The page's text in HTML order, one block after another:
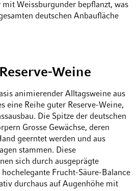
Weissburgunder bepflanzt, was
deutschen Anbaufläche
Weine
animierender Alltagsweine aus
eine Reihe guter Reserve-Weine,
Die Spitze der deutschen
Grosse Gewächse, deren
geerntet werden und aus
stammen. Diese
sich durch ausgeprägte
Frucht-Säure-Balance
durchaus auf Augenhöhe mit